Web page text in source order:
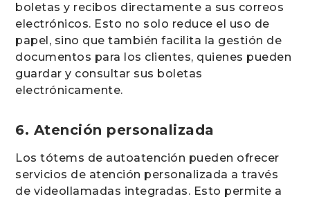
boletas y recibos directamente a sus correos
electrónicos. Esto no solo reduce el uso de
papel, sino que también facilita la gestión de
documentos para los clientes, quienes pueden
guardar y consultar sus boletas
electrónicamente.
6. Atención personalizada
Los tótems de autoatención pueden ofrecer
servicios de atención personalizada a través
de videollamadas integradas. Esto permite a